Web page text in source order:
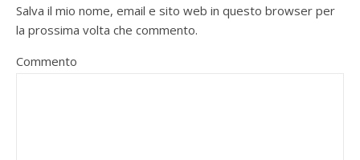
Salva il mio nome, email e sito web in questo browser per
la prossima volta che commento.
Commento